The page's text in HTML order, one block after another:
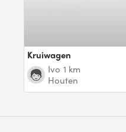
Kruiwagen
Ivo 1 km
Houten